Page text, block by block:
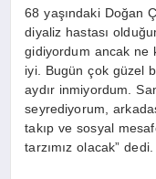
68 yaşındaki Doğan
diyaliz hastası
gidiyordum ancak ne
iyi. Bugün çok güzel
aydır inmiyordum.
seyrediyorum,
takıp ve sosyal
tarzımız olacak” dedi.